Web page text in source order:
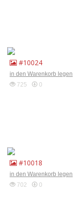
#10024
in den Warenkorb legen
725
0
#10018
in den Warenkorb legen
702
0